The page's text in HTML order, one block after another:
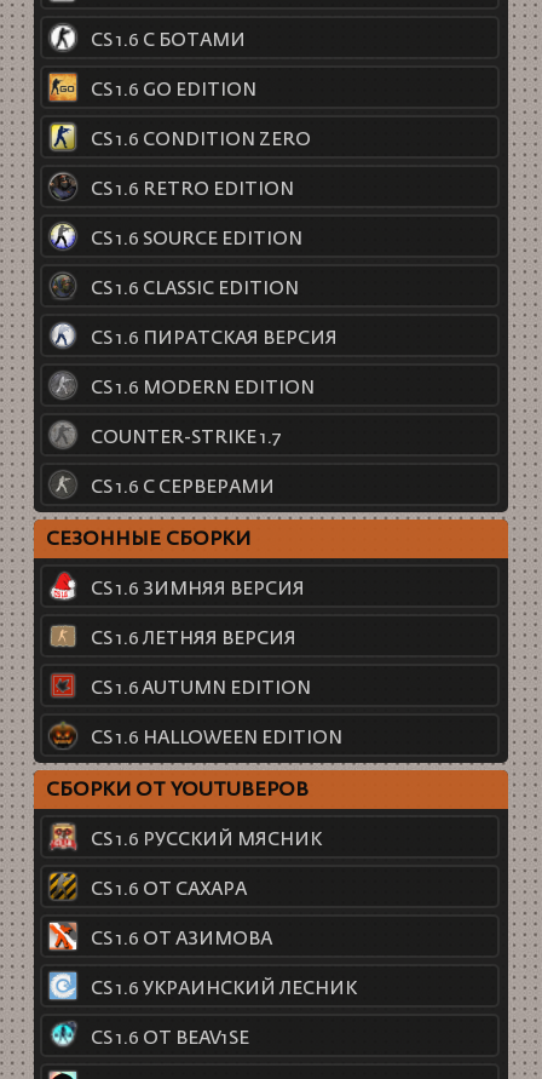
CS 1.6 С БОТАМИ
CS 1.6 GO EDITION
CS 1.6 CONDITION ZERO
CS 1.6 RETRO EDITION
CS 1.6 SOURCE EDITION
CS 1.6 CLASSIC EDITION
CS 1.6 ПИРАТСКАЯ ВЕРСИЯ
CS 1.6 MODERN EDITION
COUNTER-STRIKE 1.7
CS 1.6 С СЕРВЕРАМИ
СЕЗОННЫЕ СБОРКИ
CS 1.6 ЗИМНЯЯ ВЕРСИЯ
CS 1.6 ЛЕТНЯЯ ВЕРСИЯ
CS 1.6 AUTUMN EDITION
CS 1.6 HALLOWEEN EDITION
СБОРКИ ОТ YOUTUBEРОВ
CS 1.6 РУССКИЙ МЯСНИК
CS 1.6 ОТ САХАРА
CS 1.6 ОТ АЗИМОВА
CS 1.6 УКРАИНСКИЙ ЛЕСНИК
CS 1.6 ОТ BEAV1SE